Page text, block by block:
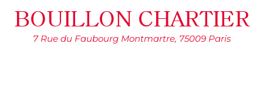
BOUILLON CHARTIER
7 Rue du Faubourg Montmartre, 75009 Paris